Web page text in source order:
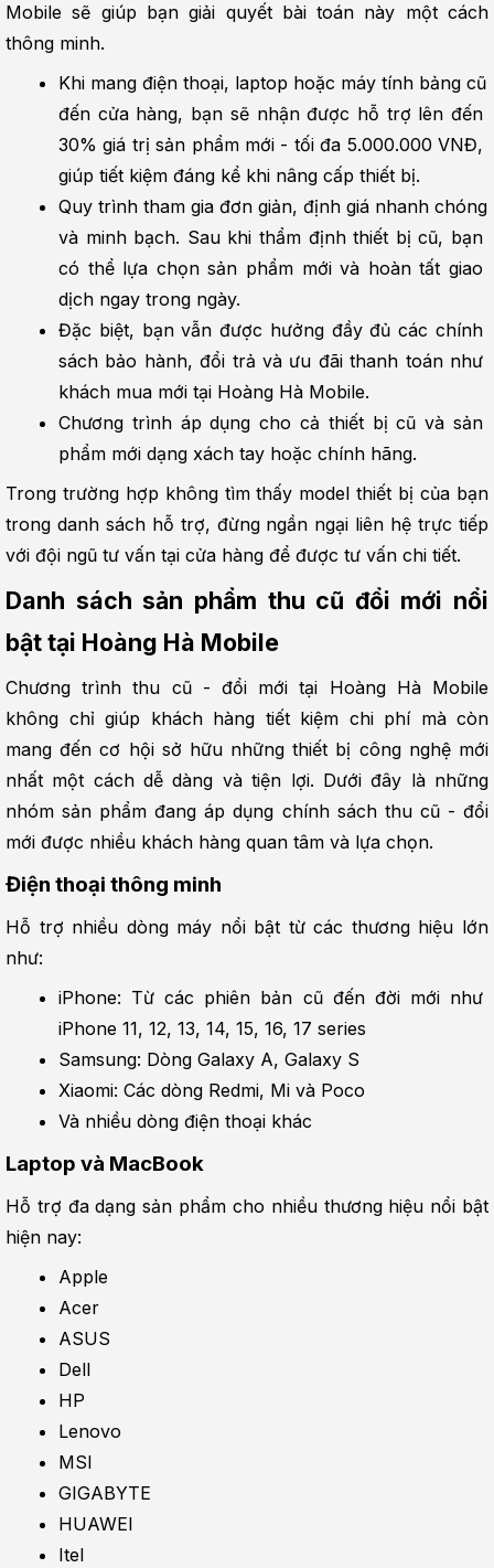
Mobile sẽ giúp bạn giải quyết bài toán này một cách
thông minh.
Khi mang điện thoại, laptop hoặc máy tính bảng cũ
đến cửa hàng, bạn sẽ nhận được hỗ trợ lên đến
30% giá trị sản phẩm mới - tối đa 5.000.000 VNĐ,
giúp tiết kiệm đáng kể khi nâng cấp thiết bị.
Quy trình tham gia đơn giản, định giá nhanh chóng
và minh bạch. Sau khi thẩm định thiết bị cũ, bạn
có thể lựa chọn sản phẩm mới và hoàn tất giao
dịch ngay trong ngày.
Đặc biệt, bạn vẫn được hưởng đầy đủ các chính
sách bảo hành, đổi trả và ưu đãi thanh toán như
khách mua mới tại Hoàng Hà Mobile.
Chương trình áp dụng cho cả thiết bị cũ và sản
phẩm mới dạng xách tay hoặc chính hãng.
Trong trường hợp không tìm thấy model thiết bị của bạn
trong danh sách hỗ trợ, đừng ngần ngại liên hệ trực tiếp
với đội ngũ tư vấn tại cửa hàng để được tư vấn chi tiết.
Danh sách sản phẩm thu cũ đổi mới nổi
bật tại Hoàng Hà Mobile
Chương trình thu cũ - đổi mới tại Hoàng Hà Mobile
không chỉ giúp khách hàng tiết kiệm chi phí mà còn
mang đến cơ hội sở hữu những thiết bị công nghệ mới
nhất một cách dễ dàng và tiện lợi. Dưới đây là những
nhóm sản phẩm đang áp dụng chính sách thu cũ - đổi
mới được nhiều khách hàng quan tâm và lựa chọn.
Điện thoại thông minh
Hỗ trợ nhiều dòng máy nổi bật từ các thương hiệu lớn
như:
iPhone: Từ các phiên bản cũ đến đời mới như
iPhone 11, 12, 13, 14, 15, 16, 17 series
Samsung: Dòng Galaxy A, Galaxy S
Xiaomi: Các dòng Redmi, Mi và Poco
Và nhiều dòng điện thoại khác
Laptop và MacBook
Hỗ trợ đa dạng sản phẩm cho nhiều thương hiệu nổi bật
hiện nay:
Apple
Acer
ASUS
Dell
HP
Lenovo
MSI
GIGABYTE
HUAWEI
Itel